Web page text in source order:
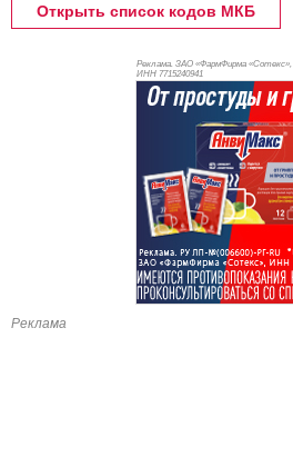
Открыть список кодов МКБ
Реклама. ЗАО «ФармФирма «Сотекс»,
ИНН 7715240941
Реклама